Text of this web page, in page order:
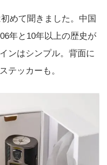
めて聞きました。中国
年と10年以上の歴史が
ンはシンプル。背面に
テッカーも。